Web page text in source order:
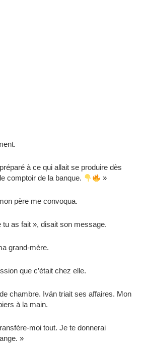
à ce qui allait se produire dès
comptoir de la banque.
»
père me convoqua.
tu as fait », disait son message.
grand-mère.
que c’était chez elle.
chambre. Iván triait ses affaires. Mon
à la main.
moi tout. Je te donnerai
»